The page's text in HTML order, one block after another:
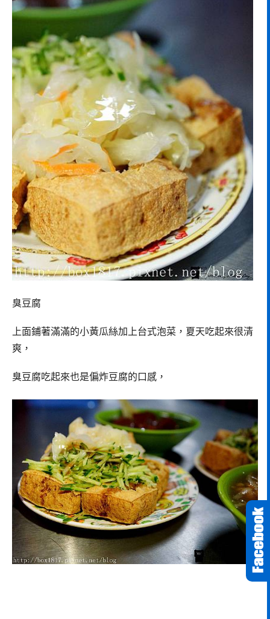
臭豆腐
上面鋪著滿滿的小黃瓜絲加上台式泡菜，夏天吃起來很清
爽，
臭豆腐吃起來也是偏炸豆腐的口感，